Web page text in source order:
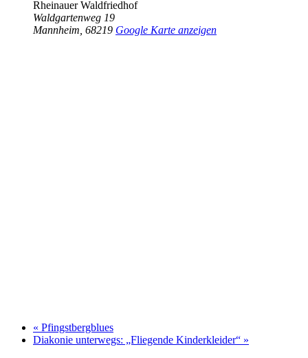
Rheinauer Waldfriedhof
Waldgartenweg 19
Mannheim 68219 Google Karte anzeigen
« Pfingstbergblues
Diakonie unterwegs: „Fliegende Kinderkleider“ »